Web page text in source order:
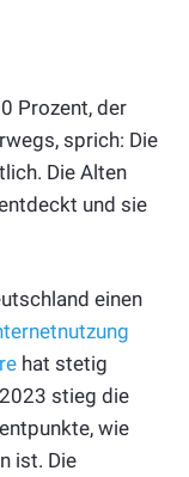
Prozent, der
sprich: Die
Die Alten
und sie
einen
hat stetig
stieg die
wie
ist. Die